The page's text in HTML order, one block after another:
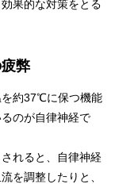
果的な対策をとる
弊
を約37℃に保つ機能
のが自律神経で
れると、自律神経
を調整したりと、